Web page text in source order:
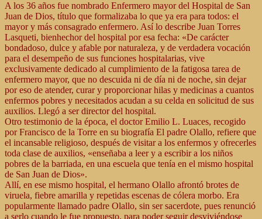
A los 36 años fue nombrado Enfermero mayor del Hospital de San
Juan de Dios, título que formalizaba lo que ya era para todos: el
mayor y más consagrado enfermero. Así lo describe Juan Torres
Lasqueti, bienhechor del hospital por esa fecha: «De carácter
bondadoso, dulce y afable por naturaleza, y de verdadera vocación
para el desempeño de sus funciones hospitalarias, vive
exclusivamente dedicado al cumplimiento de la fatigosa tarea de
enfermero mayor, que no descuida ni de día ni de noche, sin dejar
por eso de atender, curar y proporcionar hilas y medicinas a cuantos
enfermos pobres y necesitados acudan a su celda en solicitud de sus
auxilios. Llegó a ser director del hospital.
Otro testimonio de la época, el doctor Emilio L. Luaces, recogido
por Francisco de la Torre en su biografía El padre Olallo, refiere que
el incansable religioso, después de visitar a los enfermos y ofrecerles
toda clase de auxilios, «enseñaba a leer y a escribir a los niños
pobres de la barriada, en una escuela que tenía en el mismo hospital
de San Juan de Dios».
Allí, en ese mismo hospital, el hermano Olallo afrontó brotes de
viruela, fiebre amarilla y repetidas escenas de cólera morbo. Era
popularmente llamado padre Olallo, sin ser sacerdote, pues renunció
a serlo cuando le fue propuesto, para poder seguir desviviéndose